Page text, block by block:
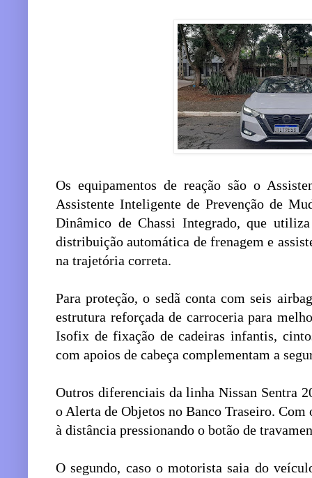
Os equipamentos de reação são o
Assistente Inteligente de Prevenção de
Dinâmico de Chassi Integrado, que
distribuição automática de frenagem e
na trajetória correta.
Para proteção, o sedã conta com seis
estrutura reforçada de carroceria para
Isofix de fixação de cadeiras infantis,
com apoios de cabeça complementam a
Outros diferenciais da linha Nissan Sentra
o Alerta de Objetos no Banco Traseiro.
à distância pressionando o botão de
O segundo, caso o motorista saia do